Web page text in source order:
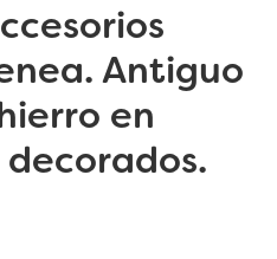
Antiguo
en